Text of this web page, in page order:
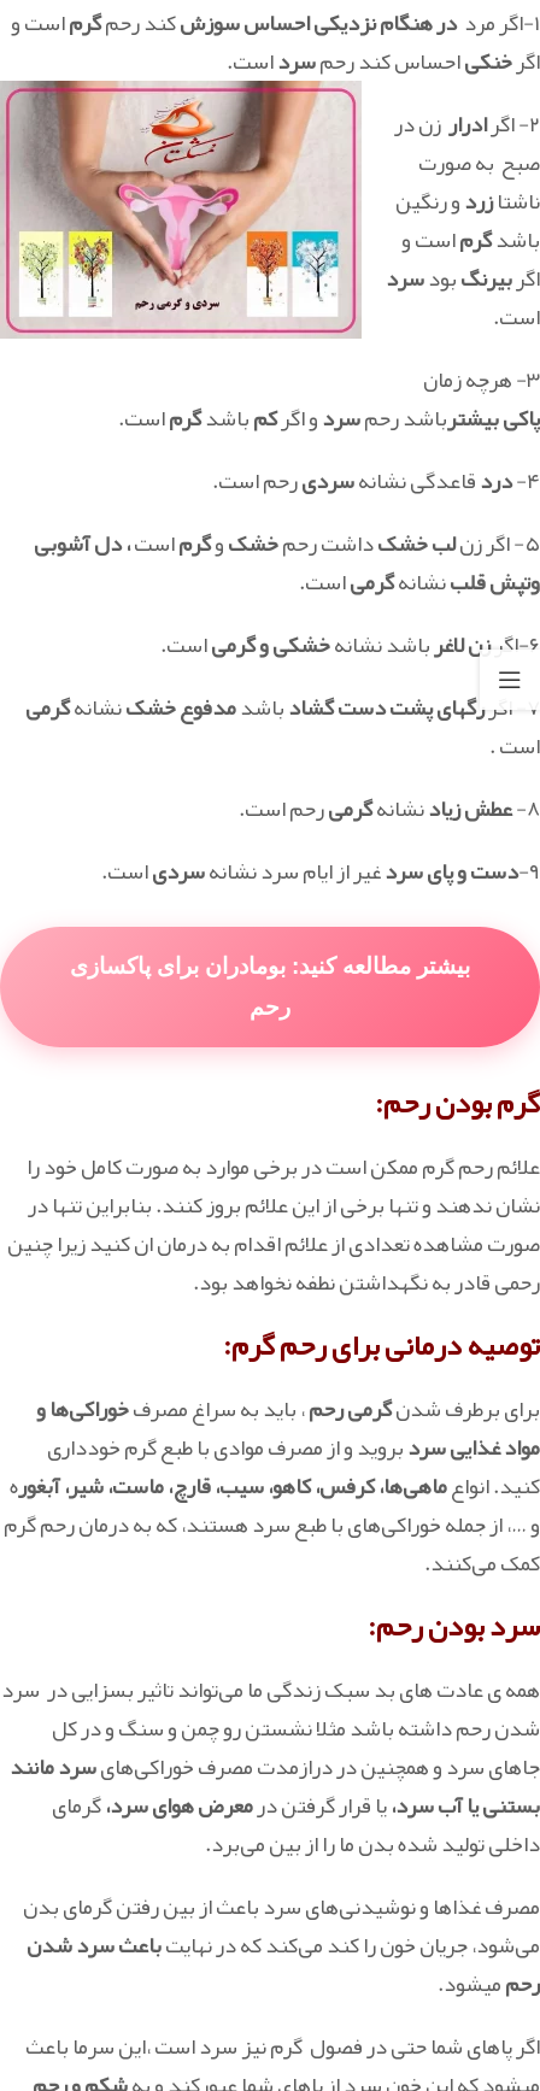
۱-اگر مرد در هنگام نزدیکی احساس سوزشکند رحمگرماست و
اگرخنکیاحساس کند رحمسرداست.
۲- اگر
ادرارزن در
صبح به صورت
ناشتازردو رنگین
باشدگرماست و
اگربیرنگبودسرد
است.
۳- هرچه زمان
پاکی بیشترباشد رحمسردو اگرکمباشدگرماست.
۴- دردقاعدگی نشانهسردیرحم است.
۵- اگر زن
لب خشکداشت رحمخشکوگرماست، دل آشوبی
وتپش قلبنشانهگرمیاست.
۶-اگر
زن لاغرباشد نشانهخشکی و گرمیاست.
۷- اگر
رگهای پشت دست گشادباشدمدفوع خشکنشانهگرمی
است .
۸- عطش زیادنشانهگرمیرحم است.
۹- دست و پای سردغیر از ایام سرد نشانهسردیاست.
بیشتر مطالعه کنید: بومادران برای پاکسازی
رحم
گرم بودن رحم:
علائم رحم گرم ممکن است در برخی موارد به صورت کامل خود را
نشان ندهند و تنها برخی از این علائم بروز کنند. بنابراین تنها در
صورت مشاهده تعدادی از علائم اقدام به درمان ان کنید زیرا چنین
رحمی قادر به نگهداشتن نطفه نخواهد بود.
توصیه درمانی برای رحم گرم:
برای برطرف شدنگرمی رحم، باید به سراغ مصرفخوراکی‌ها و
مواد غذایی سردبروید و از مصرف موادی با طبع گرم خودداری
کنید. انواعماهی‌ها، کرفس، کاهو، سیب، قارچ، ماست، شیر، آبغوره
و …، از جمله خوراکی‌های با طبع سرد هستند، که به درمان رحم گرم
کمک می‌کنند.
سرد بودن رحم:
همه ی عادت های بد سبک زندگی ما می‌تواند تاثیر بسزایی در سرد
شدن رحم داشته باشد مثلا نشستن رو چمن و سنگ و در کل
جاهای سرد و همچنین در درازمدت مصرف خوراکی‌هایسرد مانند
بستنی یا آب سرد،یا قرار گرفتن درمعرض هوای سرد،گرمای
داخلی تولید شده بدن ما را از بین می‌برد.
مصرف غذاها و نوشیدنی‌های سرد باعث از بین رفتن گرمای بدن
می‌شود، جریان خون را کند می‌کند که در نهایتباعث سرد شدن
رحممیشود.
اگر پاهای شما حتی در فصول گرم نیز سرد است ،این سرما باعث